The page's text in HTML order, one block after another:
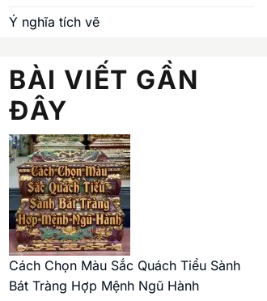
Ý nghĩa tích vẽ
BÀI VIẾT GẦN
ĐÂY
Cách Chọn Màu Sắc Quách Tiểu Sành
Bát Tràng Hợp Mệnh Ngũ Hành